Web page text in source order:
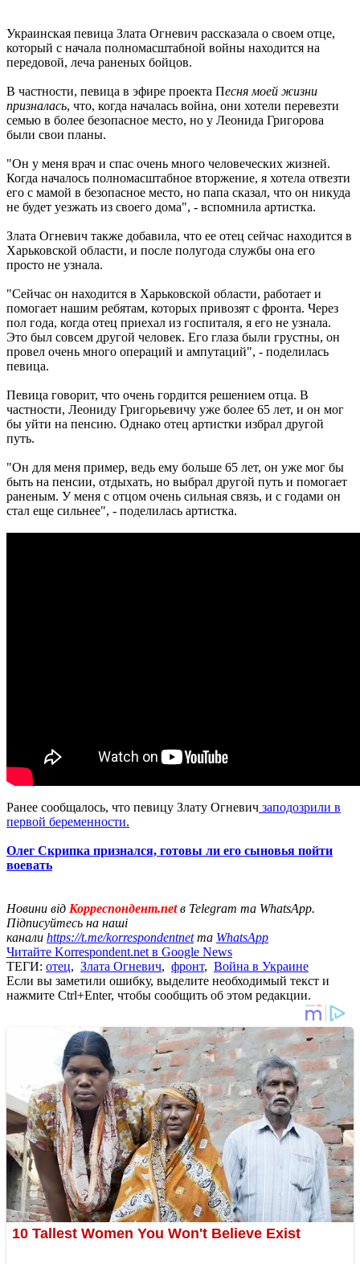
Украинская певица Злата Огневич рассказала о своем отце,
который с начала полномасштабной войны находится на
передовой, леча раненых бойцов.
В частности, певица в эфире проекта Песня моей жизни
призналась, что, когда началась война, они хотели перевезти
семью в более безопасное место, но у Леонида Григорова
были свои планы.
"Он у меня врач и спас очень много человеческих жизней.
Когда началось полномасштабное вторжение, я хотела отвезти
его с мамой в безопасное место, но папа сказал, что он никуда
не будет уезжать из своего дома", - вспомнила артистка.
Злата Огневич также добавила, что ее отец сейчас находится в
Харьковской области, и после полугода службы она его
просто не узнала.
"Сейчас он находится в Харьковской области, работает и
помогает нашим ребятам, которых привозят с фронта. Через
пол года, когда отец приехал из госпиталя, я его не узнала.
Это был совсем другой человек. Его глаза были грустны, он
провел очень много операций и ампутаций", - поделилась
певица.
Певица говорит, что очень гордится решением отца. В
частности, Леониду Григорьевичу уже более 65 лет, и он мог
бы уйти на пенсию. Однако отец артистки избрал другой
путь.
"Он для меня пример, ведь ему больше 65 лет, он уже мог бы
быть на пенсии, отдыхать, но выбрал другой путь и помогает
раненым. У меня с отцом очень сильная связь, и с годами он
стал еще сильнее", - поделилась артистка.
Ранее сообщалось, что певицу Злату Огневич заподозрили в
первой беременности.
Олег Скрипка признался, готовы ли его сыновья пойти
воевать
Новини від Корреспондент.netв Telegram та WhatsApp.
Підписуйтесь на наші
канали https://t.me/korrespondentnetта WhatsApp
Читайте Korrespondent.net в Google News
ТЕГИ: отец, Злата Огневич, фронт, Война в Украине
Если вы заметили ошибку, выделите необходимый текст и
нажмите Ctrl+Enter, чтобы сообщить об этом редакции.